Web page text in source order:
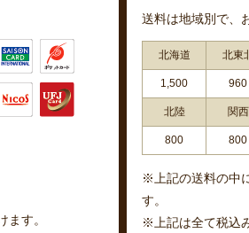
ます。
送料は地域別で、
北海道 北東
1,500 960
北陸 関西
800 800
※上記の送料の中
す。
※上記は全て税込